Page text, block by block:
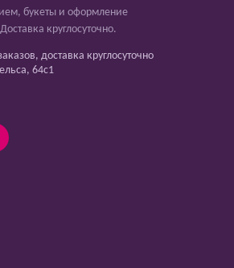
букеты и оформление
круглосуточно.
доставка круглосуточно
64с1